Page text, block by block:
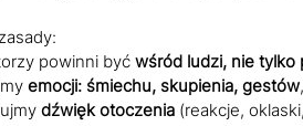
powinni być wśród ludzi, nie tylko
emocji: śmiechu, skupienia, gestów,
dźwięk otoczenia (reakcje,